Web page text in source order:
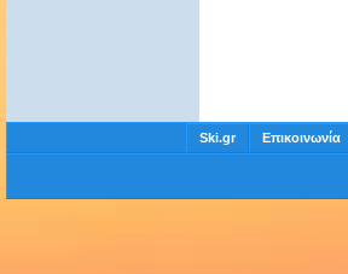
Ski.gr Επικοινωνία